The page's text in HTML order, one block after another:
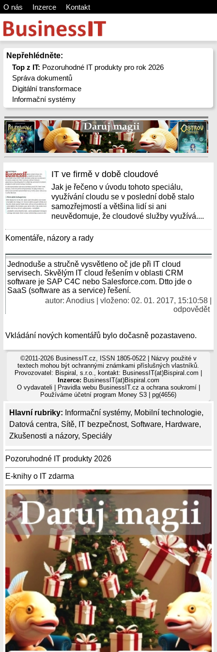
O nás Inzerce Kontakt
Nepřehlédněte:
Top z IT: Pozoruhodné IT produkty pro rok 2026
Správa dokumentů
Digitální transformace
Informační systémy
Hlavní rubriky: Informační systémy, Mobilní technologie,
Datová centra, Sítě, IT bezpečnost, Software, Hardware,
Zkušenosti a názory, Speciály
Pozoruhodné IT produkty 2026
E-knihy o IT zdarma
IT ve firmě v době cloudové
Jak je řečeno v úvodu tohoto speciálu,
využívání cloudu se v poslední době stalo
samozřejmostí a většina lidí si ani
neuvědomuje, že cloudové služby využívá....
Komentáře, názory a rady
Jednoduše a stručně vysvětleno oč jde při IT cloud
servisech. Skvělým IT cloud řešením v oblasti CRM
software je SAP C4C nebo Salesforce.com. Dtto jde o
SaaS (software as a service) řešení.
autor: Anodius | vloženo: 02. 01. 2017, 15:10:58 |
odpovědět
Vkládání nových komentářů bylo dočasně pozastaveno.
©2011-2026 BusinessIT.cz, ISSN 1805-0522 | Názvy použité v
textech mohou být ochrannými známkami příslušných vlastníků.
Provozovatel: Bispiral, s.r.o., kontakt: BusinessIT(at)Bispiral.com |
Inzerce: BusinessIT(at)Bispiral.com
O vydavateli
Pravidla webu BusinessIT.cz a ochrana soukromí|
Používámeúčetní program Money S3 | pg(4656)